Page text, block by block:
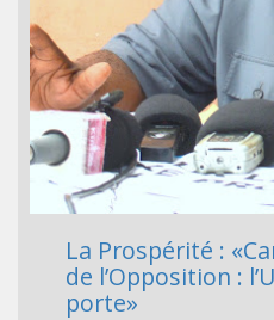
La Prospérité :
de l’Opposition :
porte»